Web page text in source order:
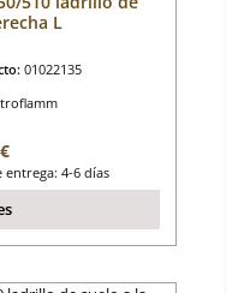
L
01022135
4-6 días